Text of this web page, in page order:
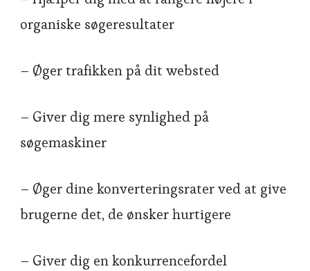
organiske søgeresultater
– Øger trafikken på dit websted
– Giver dig mere synlighed på
søgemaskiner
– Øger dine konverteringsrater ved at give
brugerne det, de ønsker hurtigere
– Giver dig en konkurrencefordel